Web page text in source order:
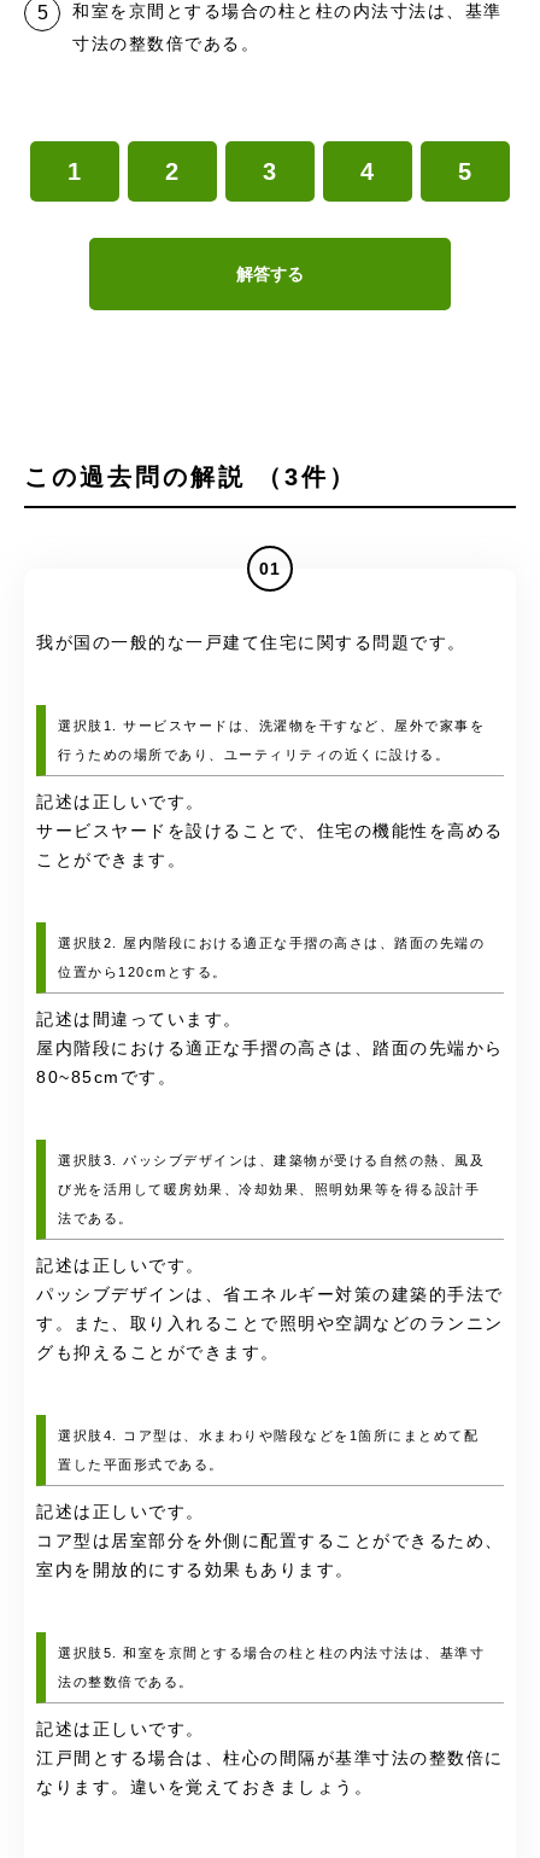
和室を京間とする場合の柱と柱の内法寸法は、基準
寸法の整数倍である。
1 2 3 4 5
解答する
この過去問の解説 （3件）
01
我が国の一般的な一戸建て住宅に関する問題です。
選択肢1. サービスヤードは、洗濯物を干すなど、屋外で家事を
行うための場所であり、ユーティリティの近くに設ける。
記述は正しいです。
サービスヤードを設けることで、住宅の機能性を高める
ことができます。
選択肢2. 屋内階段における適正な手摺の高さは、踏面の先端の
位置から120cmとする。
記述は間違っています。
屋内階段における適正な手摺の高さは、踏面の先端から
80~85cmです。
選択肢3. パッシブデザインは、建築物が受ける自然の熱、風及
び光を活用して暖房効果、冷却効果、照明効果等を得る設計手
法である。
記述は正しいです。
パッシブデザインは、省エネルギー対策の建築的手法で
す。また、取り入れることで照明や空調などのランニン
グも抑えることができます。
選択肢4. コア型は、水まわりや階段などを1箇所にまとめて配
置した平面形式である。
記述は正しいです。
コア型は居室部分を外側に配置することができるため、
室内を開放的にする効果もあります。
選択肢5. 和室を京間とする場合の柱と柱の内法寸法は、基準寸
法の整数倍である。
記述は正しいです。
江戸間とする場合は、柱心の間隔が基準寸法の整数倍に
なります。違いを覚えておきましょう。